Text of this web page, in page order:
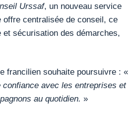
Urssaf, un nouveau service
centralisée de conseil, ce
sécurisation des démarches,
francilien souhaite poursuivre : «
avec les entreprises et
au quotidien. »